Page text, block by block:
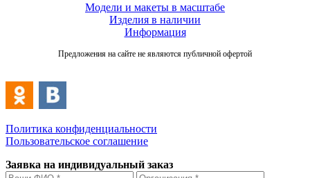
Модели и макеты в масштабе
Изделия в наличии
Информация
Предложения на сайте не являются публичной офертой
Политика конфиденциальности
Пользовательское соглашение
Заявка на индивидуальный заказ